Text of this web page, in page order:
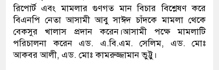
রিপোর্ট এবং মামলার গুণগত মান বিচার বিশ্লেষণ করে
বিএনপি নেতা আসামী আবু সাঈদ চাঁদকে মামলা থেকে
বেকসুর খালাস প্রদান করেন।আসামী পক্ষে মামলাটি
পরিচালনা করেন এড. এ.বি.এম. সেলিম, এড. মোঃ
আকবর আলী, এড. মোঃ কামরুজ্জামান ভুট্টু।